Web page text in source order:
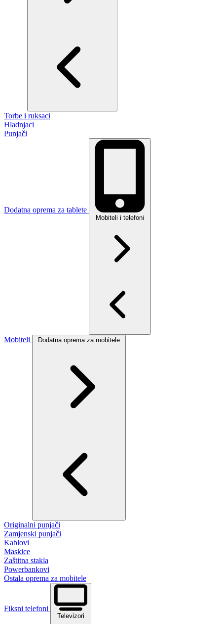
Torbe i ruksaci
Hladnjaci
Punjači
Dodatna oprema za tablete
Mobiteli i telefoni
Mobiteli Dodatna oprema za mobitele
Originalni punjači
Zamjenski punjači
Kablovi
Maskice
Zaštitna stakla
Powerbankovi
Ostala oprema za mobitele
Fiksni telefoni
Televizori